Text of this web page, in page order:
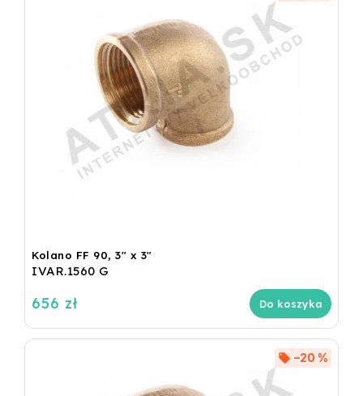
Kolano FF 90, 3" x 3"
IVAR.1560 G
656 zł Do koszyka
–20 %